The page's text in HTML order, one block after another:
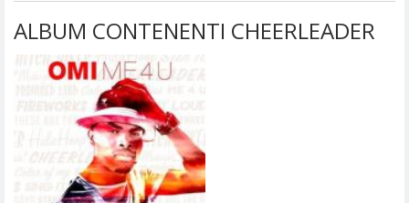
ALBUM CONTENENTI CHEERLEADER